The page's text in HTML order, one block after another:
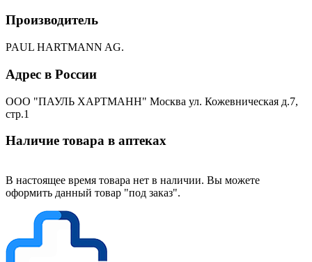
Производитель
PAUL HARTMANN AG.
Адрес в России
ООО "ПАУЛЬ ХАРТМАНН" Москва ул. Кожевническая д.7,
стр.1
Наличие товара в аптеках
В настоящее время товара нет в наличии. Вы можете
оформить данный товар "под заказ".